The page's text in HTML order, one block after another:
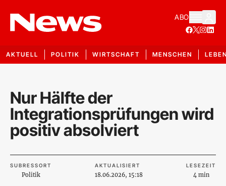
ABO
AKTUELL POLITIK WIRTSCHAFT MENSCHEN
Nur Hälfte der
Integrationsprüfungen wird
positiv absolviert
SUBRESSORT
Politik
AKTUALISIERT
18.06.2026, 15:18
LESEZEIT
4 min